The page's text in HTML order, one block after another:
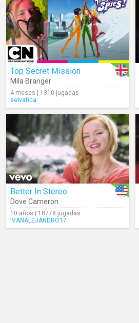
Top Secret Mission
Mila Branger
4 meses | 1310 jugadas
selvatica
Better In Stereo
Dove Cameron
10 años | 18778 jugadas
IVANALEJANDRO17